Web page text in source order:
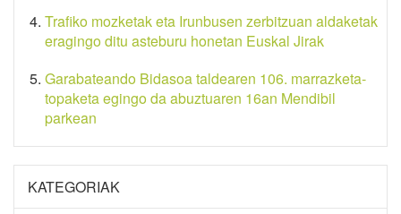
Trafiko mozketak eta Irunbusen zerbitzuan aldaketak
eragingo ditu asteburu honetan Euskal Jirak
Garabateando Bidasoa taldearen 106. marrazketa-
topaketa egingo da abuztuaren 16an Mendibil
parkean
KATEGORIAK